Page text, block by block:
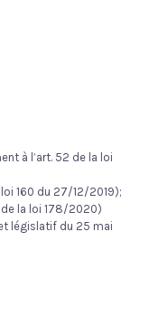
à l’art. 52 de la loi
160 du 27/12/2019);
de la loi 178/2020)
législatif du 25 mai